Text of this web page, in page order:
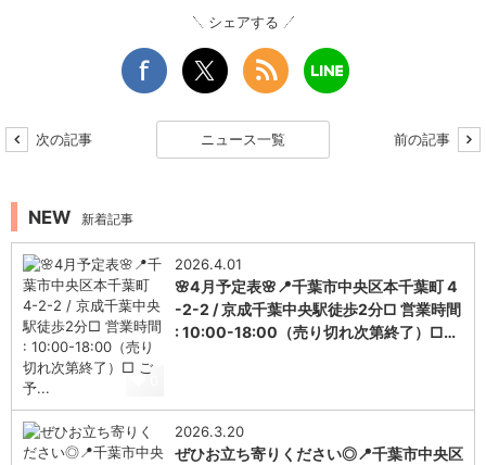
シェアする
次の記事 ニュース一覧 前の記事
NEW 新着記事
2026.4.01
🌸4月予定表🌸📍千葉市中央区本千葉町 4
-2-2 / 京成千葉中央駅徒歩2分□ 営業時間
: 10:00-18:00（売り切れ次第終了）□…
2026.3.20
ぜひお立ち寄りください◎📍千葉市中央区